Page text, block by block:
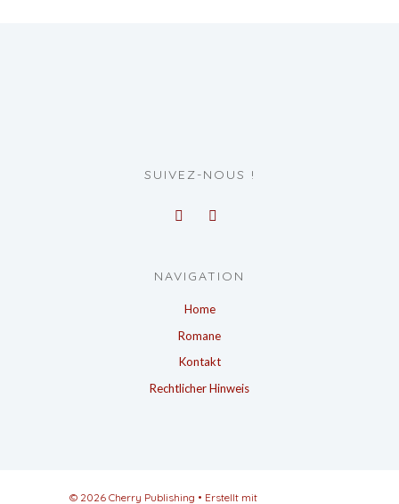
SUIVEZ-NOUS !
NAVIGATION
Home
Romane
Kontakt
Rechtlicher Hinweis
© 2026 Cherry Publishing • Erstellt mit